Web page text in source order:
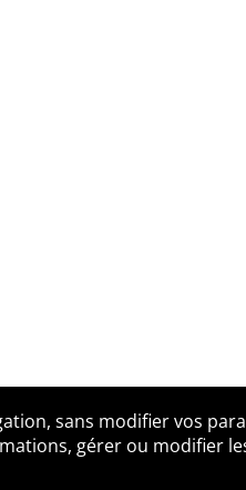
Qui sommes-
sans modifier vos
gérer ou modifier